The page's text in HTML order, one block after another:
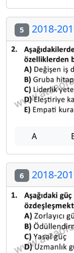
5 2018-
A
6 2018-